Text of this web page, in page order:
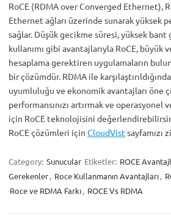
RoCE (RDMA over Converged Ethernet),
Ethernet ağları üzerinde sunarak yüksek
sağlar. Düşük gecikme süresi, yüksek bant
kullanımı gibi avantajlarıyla RoCE,
hesaplama gerektiren uygulamaların
bir çözümdür. RDMA ile
uyumluluğu ve ekonomik avantajları öne
performansınızı artırmak ve
için RoCE teknolojisini
RoCE çözümleri için CloudVist sayfamızı
Category: Sunucular Etiketler: ROCE
Gerekenler, Roce Kullanmanın Avantajları,
Roce ve RDMA Farkı, ROCE Vs RDMA